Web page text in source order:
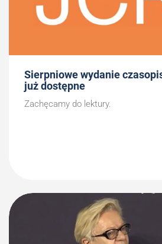
Sierpniowe wydanie
już dostępne
Zachęcamy do lektury.